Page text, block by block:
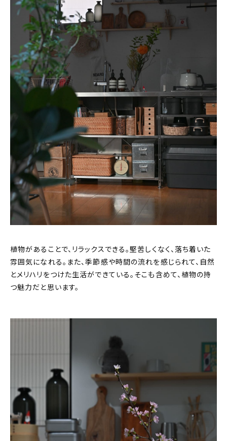
植物があることで、リラックスできる。堅苦しくなく、落ち着いた
雰囲気になれる。また、季節感や時間の流れを感じられて、自然
とメリハリをつけた生活ができている。そこも含めて、植物の持
つ魅力だと思います。